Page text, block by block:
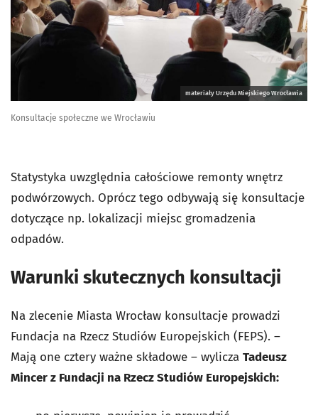
materiały Urzędu Miejskiego Wrocławia
Konsultacje społeczne we Wrocławiu
Statystyka uwzględnia całościowe remonty wnętrz
podwórzowych. Oprócz tego odbywają się konsultacje
dotyczące np. lokalizacji miejsc gromadzenia
odpadów.
Warunki skutecznych konsultacji
Na zlecenie Miasta Wrocław konsultacje prowadzi
Fundacja na Rzecz Studiów Europejskich (FEPS). –
Mają one cztery ważne składowe – wylicza Tadeusz
Mincer z Fundacji na Rzecz Studiów Europejskich: